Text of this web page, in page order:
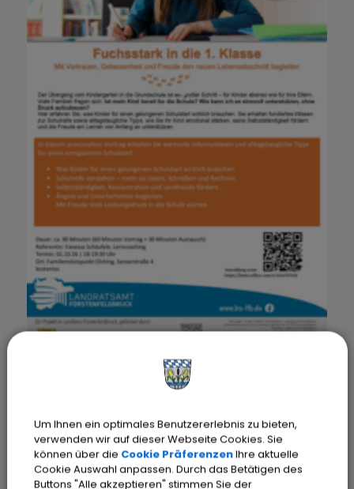
Aktuelle Angebote
Fuchsstark in die 1. Klasse
Schulreife verstehen – Kinder stärken statt
Druck machen
Um Ihnen ein optimales Benutzererlebnis zu bieten,
verwenden wir auf dieser Webseite Cookies. Sie
können über die Cookie PräferenzenIhre aktuelle
Cookie Auswahl anpassen. Durch das Betätigen des
Buttons "Alle akzeptieren" stimmen Sie der